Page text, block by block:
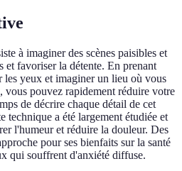
à imaginer des scènes paisibles et
et favoriser la détente. En prenant
les yeux et imaginer un lieu où vous
vous pouvez rapidement réduire votre
de décrire chaque détail de cet
technique a été largement étudiée et
l'humeur et réduire la douleur. Des
pour ses bienfaits sur la santé
qui souffrent d'anxiété diffuse.